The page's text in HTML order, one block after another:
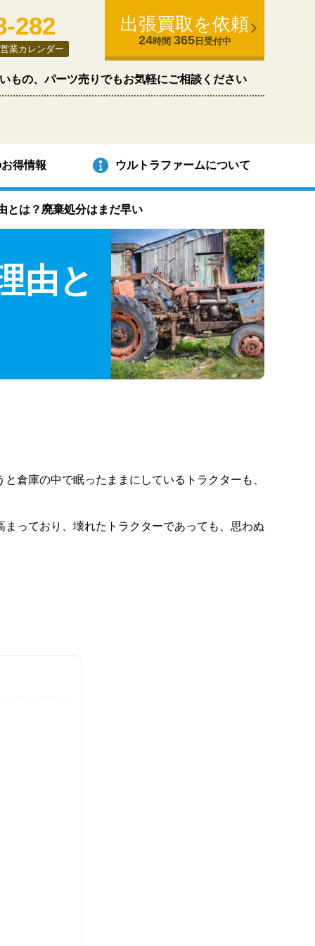
282
営業カレンダー
出張買取を依頼
24時間 365日受付中
もの、パーツ売りでもお気軽にご相談ください
得情報 ウルトラファームについて
とは？廃棄処分はまだ早い
由と
倉庫の中で眠ったままにしているトラクターも、
っており、壊れたトラクターであっても、思わぬ